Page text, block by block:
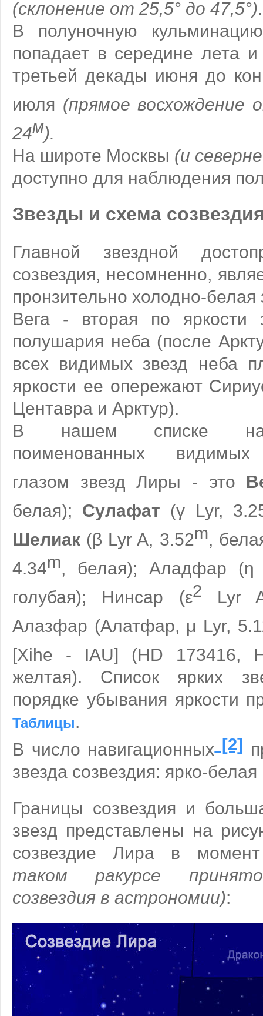
(склонение от 25,5° до 47,5°).
В полуночную
попадает в середине лета
третьей декады июня до
июля (прямое восхождение
24м).
На широте Москвы (и
доступно для наблюдения
Звезды и схема
Главной звездной
созвездия, несомненно,
пронзительно холодно-белая
Вега - вторая по яркости
полушария неба (после
всех видимых звезд неба
яркости ее опережают
Центавра и Арктур).
В нашем списке
поименованных
глазом звезд Лиры - это
белая); Сулафат (γ Lyr,
Шелиак (β Lyr A, 3.52m,
4.34m, белая); Аладфар (η
голубая); Нинсар (ε2 Lyr
Алазфар (Алатфар, μ Lyr,
[Xihe - IAU] (HD 173416,
желтая). Список ярких
порядке убывания яркости
Таблицы.
В число навигационных [2]
звезда созвездия: ярко-белая
Границы созвездия и
звезд представлены на
созвездие Лира в
таком ракурсе
созвездия в астрономии):